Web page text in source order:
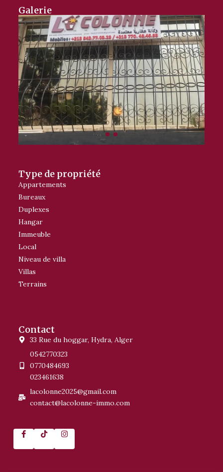
Galerie
Type de propriété
Appartements
Bureaux
Duplexes
Hangar
Immeuble
Local
Niveau de villa
Villas
Terrains
Contact
33 Rue du hoggar, Hydra, Alger
0542770323
0770484693
023461638
lacolonne2025@gmail.com
contact@lacolonne-immo.com